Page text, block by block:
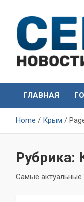
content
Севастополя
ГЛАВНАЯ
Home Крым
Рубрика:
Самые